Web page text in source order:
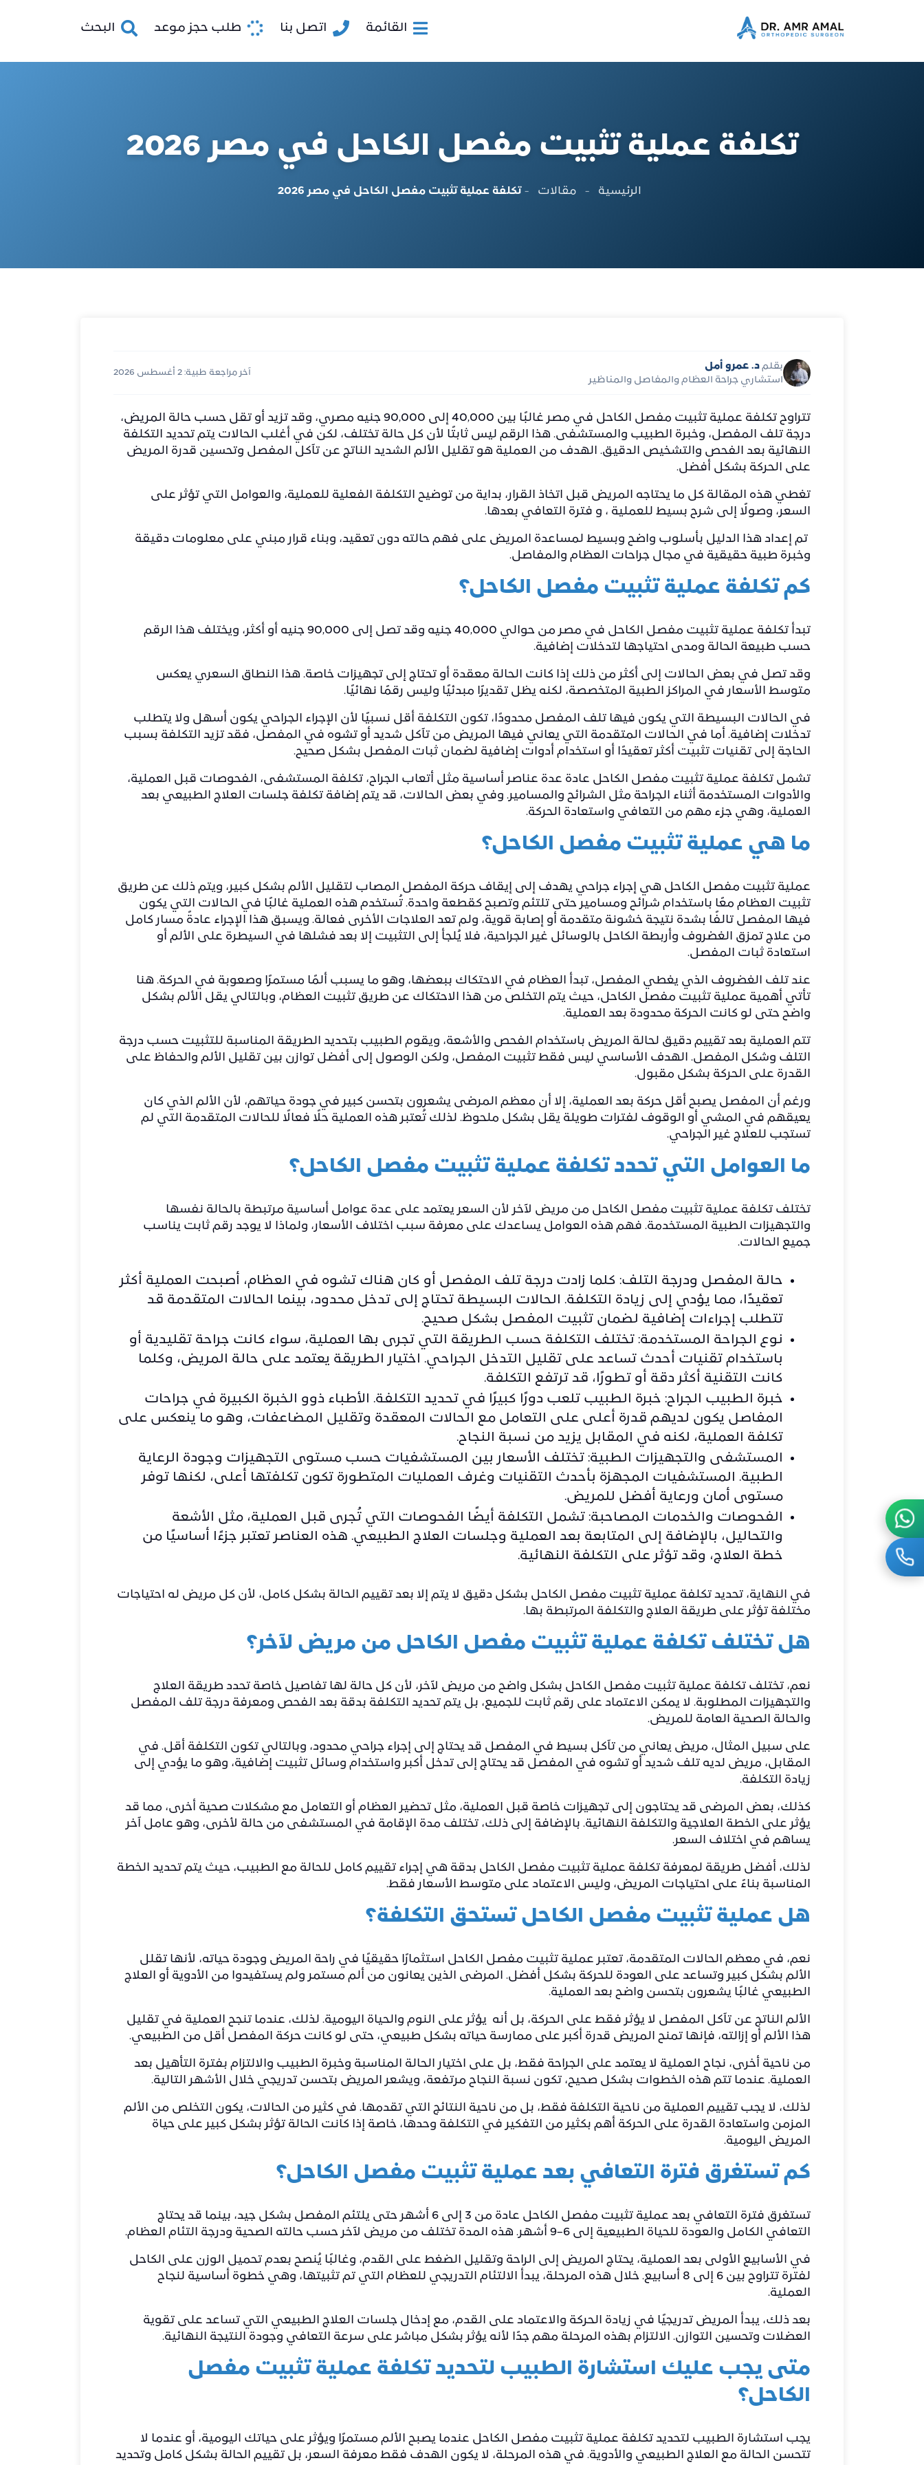
القائمة اتصل بنا طلب حجز موعد البحث
تكلفة عملية تثبيت مفصل الكاحل في مصر 2026
الرئيسية - مقالات - تكلفة عملية تثبيت مفصل الكاحل في مصر 2026
بقلم د. عمرو أمل
استشاري جراحة العظام والمفاصل والمناظير
آخر مراجعة طبية: 2 أغسطس 2026
تتراوح تكلفة عملية تثبيت مفصل الكاحل في مصر غالبًا بين 40,000 إلى 90,000 جنيه مصري، وقد تزيد أو تقل حسب حالة المريض،
درجة تلف المفصل، وخبرة الطبيب والمستشفى. هذا الرقم ليس ثابتًا لأن كل حالة تختلف، لكن في أغلب الحالات يتم تحديد التكلفة
النهائية بعد الفحص والتشخيص الدقيق. الهدف من العملية هو تقليل الألم الشديد الناتج عن تآكل المفصل وتحسين قدرة المريض
على الحركة بشكل أفضل.
تغطي هذه المقالة كل ما يحتاجه المريض قبل اتخاذ القرار، بداية من توضيح التكلفة الفعلية للعملية، والعوامل التي تؤثر على
السعر، وصولًا إلى شرح بسيط للعملية ، و فترة التعافي بعدها.
تم إعداد هذا الدليل بأسلوب واضح وبسيط لمساعدة المريض على فهم حالته دون تعقيد، وبناء قرار مبني على معلومات دقيقة
وخبرة طبية حقيقية في مجال جراحات العظام والمفاصل.
كم تكلفة عملية تثبيت مفصل الكاحل؟
تبدأ تكلفة عملية تثبيت مفصل الكاحل في مصر من حوالي 40,000 جنيه وقد تصل إلى 90,000 جنيه أو أكثر، ويختلف هذا الرقم
حسب طبيعة الحالة ومدى احتياجها لتدخلات إضافية.
وقد تصل في بعض الحالات إلى أكثر من ذلك إذا كانت الحالة معقدة أو تحتاج إلى تجهيزات خاصة. هذا النطاق السعري يعكس
متوسط الأسعار في المراكز الطبية المتخصصة، لكنه يظل تقديرًا مبدئيًا وليس رقمًا نهائيًا.
في الحالات البسيطة التي يكون فيها تلف المفصل محدودًا، تكون التكلفة أقل نسبيًا لأن الإجراء الجراحي يكون أسهل ولا يتطلب
تدخلات إضافية. أما في الحالات المتقدمة التي يعاني فيها المريض من تآكل شديد أو تشوه في المفصل، فقد تزيد التكلفة بسبب
الحاجة إلى تقنيات تثبيت أكثر تعقيدًا أو استخدام أدوات إضافية لضمان ثبات المفصل بشكل صحيح.
تشمل تكلفة عملية تثبيت مفصل الكاحل عادة عدة عناصر أساسية مثل أتعاب الجراح، تكلفة المستشفى، الفحوصات قبل العملية،
والأدوات المستخدمة أثناء الجراحة مثل الشرائح والمسامير. وفي بعض الحالات، قد يتم إضافة تكلفة جلسات العلاج الطبيعي بعد
العملية، وهي جزء مهم من التعافي واستعادة الحركة.
ما هي عملية تثبيت مفصل الكاحل؟
عملية تثبيت مفصل الكاحل هي إجراء جراحي يهدف إلى إيقاف حركة المفصل المصاب لتقليل الألم بشكل كبير، ويتم ذلك عن طريق
تثبيت العظام معًا باستخدام شرائح ومسامير حتى تلتئم وتصبح كقطعة واحدة. تُستخدم هذه العملية غالبًا في الحالات التي يكون
فيها المفصل تالفًا بشدة نتيجة خشونة متقدمة أو إصابة قوية، ولم تعد العلاجات الأخرى فعالة. ويسبق هذا الإجراء عادةً مسار كامل
من علاج تمزق الغضروف وأربطة الكاحل بالوسائل غير الجراحية، فلا يُلجأ إلى التثبيت إلا بعد فشلها في السيطرة على الألم أو
استعادة ثبات المفصل.
عند تلف الغضروف الذي يغطي المفصل، تبدأ العظام في الاحتكاك ببعضها، وهو ما يسبب ألمًا مستمرًا وصعوبة في الحركة. هنا
تأتي أهمية عملية تثبيت مفصل الكاحل، حيث يتم التخلص من هذا الاحتكاك عن طريق تثبيت العظام، وبالتالي يقل الألم بشكل
واضح حتى لو كانت الحركة محدودة بعد العملية.
تتم العملية بعد تقييم دقيق لحالة المريض باستخدام الفحص والأشعة، ويقوم الطبيب بتحديد الطريقة المناسبة للتثبيت حسب درجة
التلف وشكل المفصل. الهدف الأساسي ليس فقط تثبيت المفصل، ولكن الوصول إلى أفضل توازن بين تقليل الألم والحفاظ على
القدرة على الحركة بشكل مقبول.
ورغم أن المفصل يصبح أقل حركة بعد العملية، إلا أن معظم المرضى يشعرون بتحسن كبير في جودة حياتهم، لأن الألم الذي كان
يعيقهم في المشي أو الوقوف لفترات طويلة يقل بشكل ملحوظ. لذلك تُعتبر هذه العملية حلًا فعالًا للحالات المتقدمة التي لم
تستجب للعلاج غير الجراحي.
ما العوامل التي تحدد تكلفة عملية تثبيت مفصل الكاحل؟
تختلف تكلفة عملية تثبيت مفصل الكاحل من مريض لآخر لأن السعر يعتمد على عدة عوامل أساسية مرتبطة بالحالة نفسها
والتجهيزات الطبية المستخدمة. فهم هذه العوامل يساعدك على معرفة سبب اختلاف الأسعار، ولماذا لا يوجد رقم ثابت يناسب
جميع الحالات.
حالة المفصل ودرجة التلف: كلما زادت درجة تلف المفصل أو كان هناك تشوه في العظام، أصبحت العملية أكثر
تعقيدًا، مما يؤدي إلى زيادة التكلفة. الحالات البسيطة تحتاج إلى تدخل محدود، بينما الحالات المتقدمة قد
تتطلب إجراءات إضافية لضمان تثبيت المفصل بشكل صحيح.
نوع الجراحة المستخدمة: تختلف التكلفة حسب الطريقة التي تجرى بها العملية، سواء كانت جراحة تقليدية أو
باستخدام تقنيات أحدث تساعد على تقليل التدخل الجراحي. اختيار الطريقة يعتمد على حالة المريض، وكلما
كانت التقنية أكثر دقة أو تطورًا، قد ترتفع التكلفة.
خبرة الطبيب الجراح: خبرة الطبيب تلعب دورًا كبيرًا في تحديد التكلفة. الأطباء ذوو الخبرة الكبيرة في جراحات
المفاصل يكون لديهم قدرة أعلى على التعامل مع الحالات المعقدة وتقليل المضاعفات، وهو ما ينعكس على
تكلفة العملية، لكنه في المقابل يزيد من نسبة النجاح.
المستشفى والتجهيزات الطبية: تختلف الأسعار بين المستشفيات حسب مستوى التجهيزات وجودة الرعاية
الطبية. المستشفيات المجهزة بأحدث التقنيات وغرف العمليات المتطورة تكون تكلفتها أعلى، لكنها توفر
مستوى أمان ورعاية أفضل للمريض.
الفحوصات والخدمات المصاحبة: تشمل التكلفة أيضًا الفحوصات التي تُجرى قبل العملية، مثل الأشعة
والتحاليل، بالإضافة إلى المتابعة بعد العملية وجلسات العلاج الطبيعي. هذه العناصر تعتبر جزءًا أساسيًا من
خطة العلاج، وقد تؤثر على التكلفة النهائية.
في النهاية، تحديد تكلفة عملية تثبيت مفصل الكاحل بشكل دقيق لا يتم إلا بعد تقييم الحالة بشكل كامل، لأن كل مريض له احتياجات
مختلفة تؤثر على طريقة العلاج والتكلفة المرتبطة بها.
هل تختلف تكلفة عملية تثبيت مفصل الكاحل من مريض لآخر؟
نعم، تختلف تكلفة عملية تثبيت مفصل الكاحل بشكل واضح من مريض لآخر، لأن كل حالة لها تفاصيل خاصة تحدد طريقة العلاج
والتجهيزات المطلوبة. لا يمكن الاعتماد على رقم ثابت للجميع، بل يتم تحديد التكلفة بدقة بعد الفحص ومعرفة درجة تلف المفصل
والحالة الصحية العامة للمريض.
على سبيل المثال، مريض يعاني من تآكل بسيط في المفصل قد يحتاج إلى إجراء جراحي محدود، وبالتالي تكون التكلفة أقل. في
المقابل، مريض لديه تلف شديد أو تشوه في المفصل قد يحتاج إلى تدخل أكبر واستخدام وسائل تثبيت إضافية، وهو ما يؤدي إلى
زيادة التكلفة.
كذلك، بعض المرضى قد يحتاجون إلى تجهيزات خاصة قبل العملية، مثل تحضير العظام أو التعامل مع مشكلات صحية أخرى، مما قد
يؤثر على الخطة العلاجية والتكلفة النهائية. بالإضافة إلى ذلك، تختلف مدة الإقامة في المستشفى من حالة لأخرى، وهو عامل آخر
يساهم في اختلاف السعر.
لذلك، أفضل طريقة لمعرفة تكلفة عملية تثبيت مفصل الكاحل بدقة هي إجراء تقييم كامل للحالة مع الطبيب، حيث يتم تحديد الخطة
المناسبة بناءً على احتياجات المريض، وليس الاعتماد على متوسط الأسعار فقط.
هل عملية تثبيت مفصل الكاحل تستحق التكلفة؟
نعم، في معظم الحالات المتقدمة، تعتبر عملية تثبيت مفصل الكاحل استثمارًا حقيقيًا في راحة المريض وجودة حياته، لأنها تقلل
الألم بشكل كبير وتساعد على العودة للحركة بشكل أفضل. المرضى الذين يعانون من ألم مستمر ولم يستفيدوا من الأدوية أو العلاج
الطبيعي غالبًا يشعرون بتحسن واضح بعد العملية.
الألم الناتج عن تآكل المفصل لا يؤثر فقط على الحركة، بل أنه يؤثر على النوم والحياة اليومية. لذلك، عندما تنجح العملية في تقليل
هذا الألم أو إزالته، فإنها تمنح المريض قدرة أكبر على ممارسة حياته بشكل طبيعي، حتى لو كانت حركة المفصل أقل من الطبيعي.
من ناحية أخرى، نجاح العملية لا يعتمد على الجراحة فقط، بل على اختيار الحالة المناسبة وخبرة الطبيب والالتزام بفترة التأهيل بعد
العملية. عندما تتم هذه الخطوات بشكل صحيح، تكون نسبة النجاح مرتفعة، ويشعر المريض بتحسن تدريجي خلال الأشهر التالية.
لذلك، لا يجب تقييم العملية من ناحية التكلفة فقط، بل من ناحية النتائج التي تقدمها. في كثير من الحالات، يكون التخلص من الألم
المزمن واستعادة القدرة على الحركة أهم بكثير من التفكير في التكلفة وحدها، خاصة إذا كانت الحالة تؤثر بشكل كبير على حياة
المريض اليومية.
كم تستغرق فترة التعافي بعد عملية تثبيت مفصل الكاحل؟
تستغرق فترة التعافي بعد عملية تثبيت مفصل الكاحل عادة من 3 إلى 6 أشهر حتى يلتئم المفصل بشكل جيد، بينما قد يحتاج
التعافي الكامل والعودة للحياة الطبيعية إلى 6–9 أشهر. هذه المدة تختلف من مريض لآخر حسب حالته الصحية ودرجة التئام العظام.
في الأسابيع الأولى بعد العملية، يحتاج المريض إلى الراحة وتقليل الضغط على القدم، وغالبًا يُنصح بعدم تحميل الوزن على الكاحل
لفترة تتراوح بين 6 إلى 8 أسابيع. خلال هذه المرحلة، يبدأ الالتئام التدريجي للعظام التي تم تثبيتها، وهي خطوة أساسية لنجاح
العملية.
بعد ذلك، يبدأ المريض تدريجيًا في زيادة الحركة والاعتماد على القدم، مع إدخال جلسات العلاج الطبيعي التي تساعد على تقوية
العضلات وتحسين التوازن. الالتزام بهذه المرحلة مهم جدًا لأنه يؤثر بشكل مباشر على سرعة التعافي وجودة النتيجة النهائية.
متى يجب عليك استشارة الطبيب لتحديد تكلفة عملية تثبيت مفصل
الكاحل؟
يجب استشارة الطبيب لتحديد تكلفة عملية تثبيت مفصل الكاحل عندما يصبح الألم مستمرًا ويؤثر على حياتك اليومية، أو عندما لا
تتحسن الحالة مع العلاج الطبيعي والأدوية. في هذه المرحلة، لا يكون الهدف فقط معرفة السعر، بل تقييم الحالة بشكل كامل وتحديد